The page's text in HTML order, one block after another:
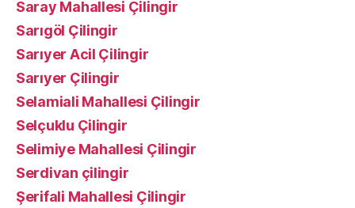
Saray Mahallesi Çilingir
Sarıgöl Çilingir
Sarıyer Acil Çilingir
Sarıyer Çilingir
Selamiali Mahallesi Çilingir
Selçuklu Çilingir
Selimiye Mahallesi Çilingir
Serdivan çilingir
Şerifali Mahallesi Çilingir